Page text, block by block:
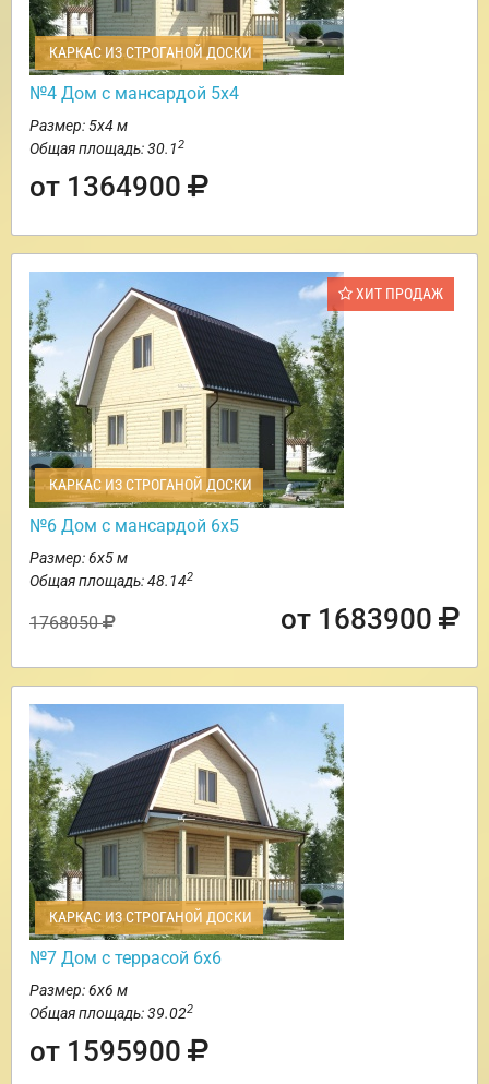
КАРКАС ИЗ СТРОГАНОЙ ДОСКИ
№4 Дом с мансардой 5х4
Размер: 5х4 м
Общая площадь: 30.12
от 1364900
ХИТ ПРОДАЖ
КАРКАС ИЗ СТРОГАНОЙ ДОСКИ
№6 Дом с мансардой 6х5
Размер: 6х5 м
Общая площадь: 48.142
1768050 от 1683900
КАРКАС ИЗ СТРОГАНОЙ ДОСКИ
№7 Дом с террасой 6х6
Размер: 6х6 м
Общая площадь: 39.022
от 1595900